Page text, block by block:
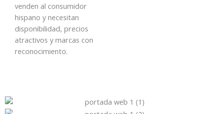
venden al consumidor
hispano y necesitan
disponibilidad, precios
atractivos y marcas con
reconocimiento.